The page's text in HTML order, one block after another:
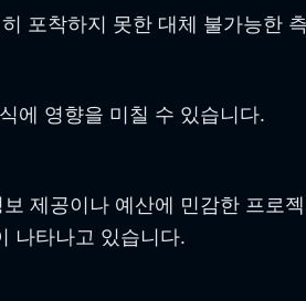
포착하지 못한 대체 불가능한
에 영향을 미칠 수 있습니다.
제공이나 예산에 민감한 프로
나타나고 있습니다.